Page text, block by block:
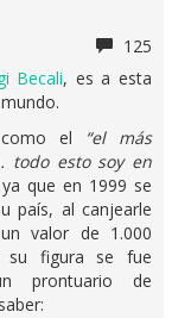
125
Becali, es a esta
el “el más
todo esto soy en
que en 1999 se
país, al canjearle
valor de 1.000
su figura se fue
prontuario de